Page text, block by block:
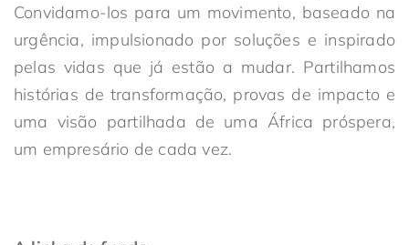
Convidamo-los para um movimento, baseado na
urgência, impulsionado por soluções e inspirado
pelas vidas que já estão a mudar. Partilhamos
histórias de transformação, provas de impacto e
uma visão partilhada de uma África próspera,
um empresário de cada vez.